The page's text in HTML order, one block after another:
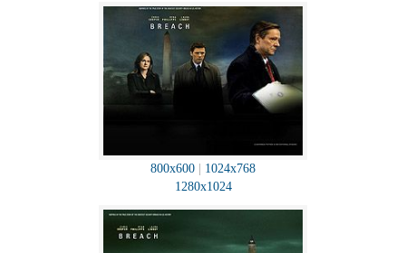
800x600
1024x768
1280x1024